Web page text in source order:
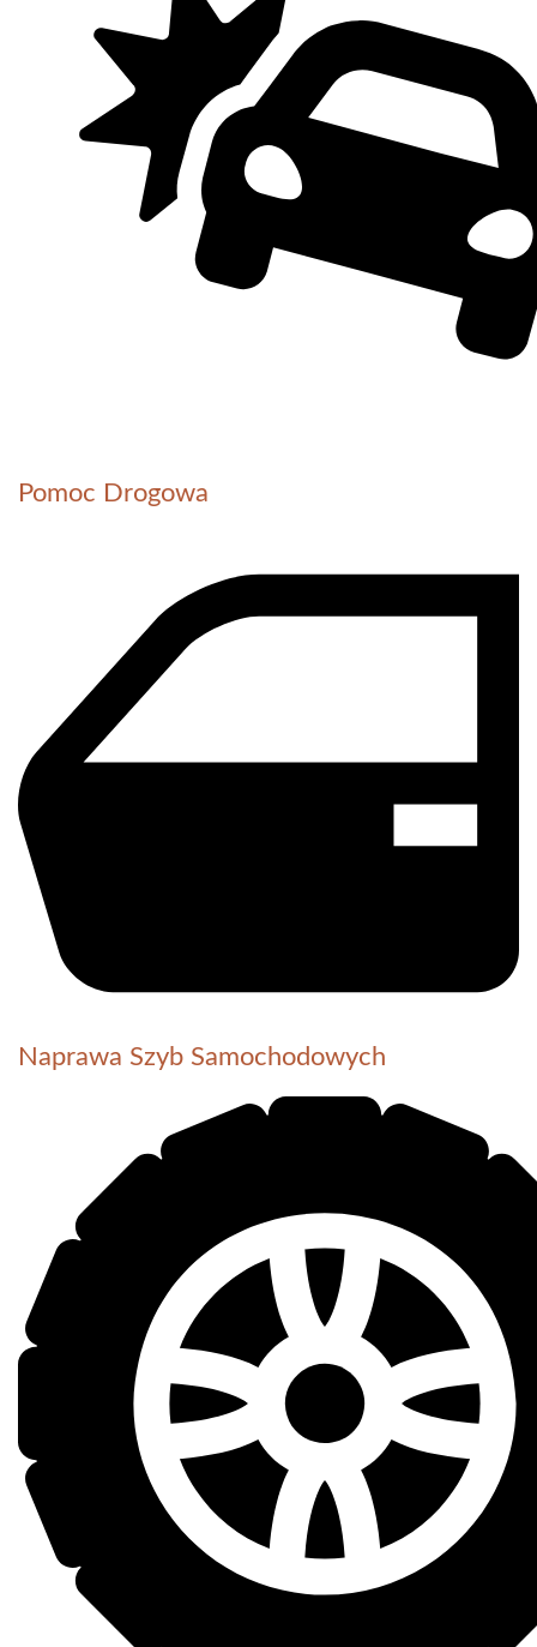
Pomoc Drogowa
Naprawa Szyb Samochodowych